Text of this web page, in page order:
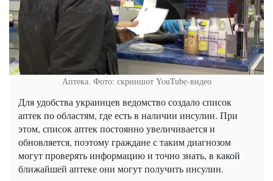
Аптека. Фото: скриншот YouTube-видео
Для удобства украинцев ведомство создало список
аптек по областям, где есть в наличии инсулин. При
этом, список аптек постоянно увеличивается и
обновляется, поэтому граждане с таким диагнозом
могут проверять информацию и точно знать, в какой
ближайшей аптеке они могут получить инсулин.